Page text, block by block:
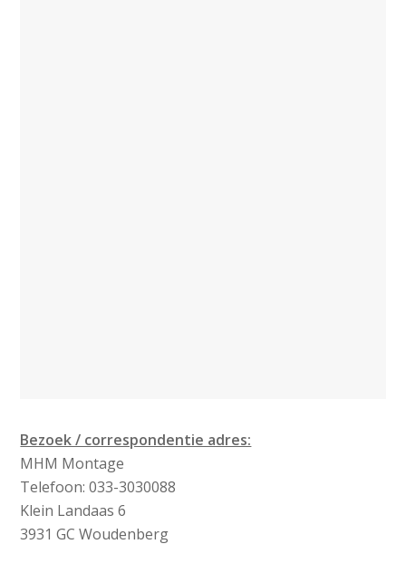
Bezoek / correspondentie adres:
MHM Montage
Telefoon: 033-3030088
Klein Landaas 6
3931 GC Woudenberg